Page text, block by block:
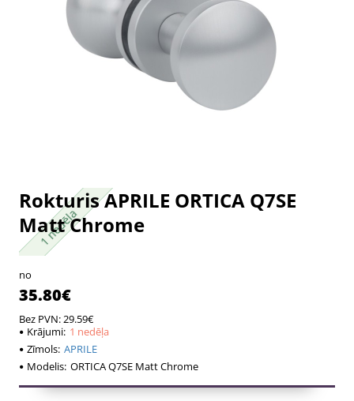
1 nedēļa
1 nedēļa
Rokturis APRILE ORTICA Q7SE
Matt Chrome
no
35.80€
Bez PVN: 29.59€
Krājumi: 1 nedēļa
Zīmols: APRILE
Modelis: ORTICA Q7SE Matt Chrome